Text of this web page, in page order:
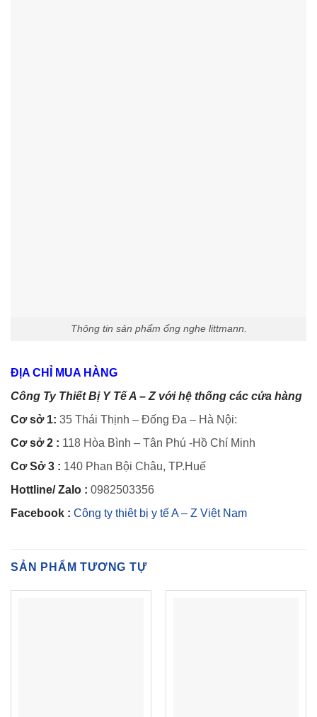
Thông tin sản phẩm ống nghe littmann.
ĐỊA CHỈ MUA HÀNG
Công Ty Thiết Bị Y Tế A – Z với hệ thống các cửa hàng
Cơ sở 1: 35 Thái Thịnh – Đống Đa – Hà Nội:
Cơ sở 2 : 118 Hòa Bình – Tân Phú -Hồ Chí Minh
Cơ Sở 3 : 140 Phan Bội Châu, TP.Huế
Hottline/ Zalo : 0982503356
Facebook : Công ty thiêt bị y tế A – Z Việt Nam
SẢN PHẨM TƯƠNG TỰ